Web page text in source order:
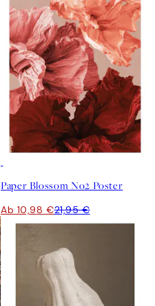
Paper Blossom No2 Poster
Ab 10,98 €21,95 €